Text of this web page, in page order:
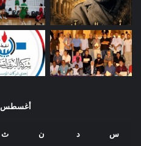
أغسطس 2026
س د ن ث